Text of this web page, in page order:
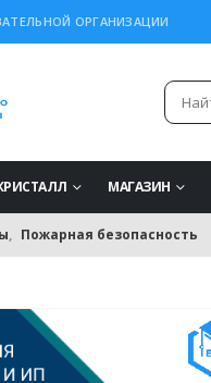
ОРГАНИЗАЦИИ
МАГАЗИН
, Пожарная безопасность